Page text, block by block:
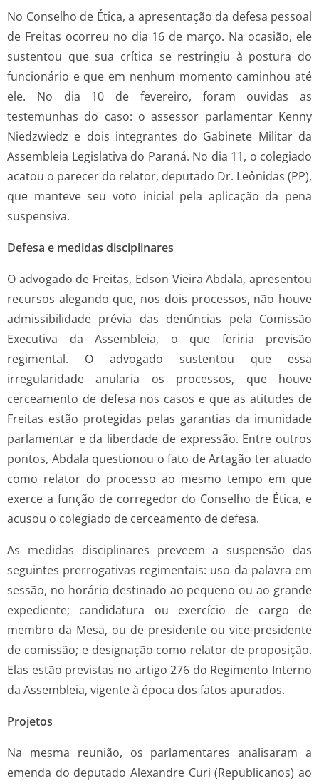
No Conselho de Ética, a apresentação da defesa pessoal
de Freitas ocorreu no dia 16 de março. Na ocasião, ele
sustentou que sua crítica se restringiu à postura do
funcionário e que em nenhum momento caminhou até
ele. No dia 10 de fevereiro, foram ouvidas as
testemunhas do caso: o assessor parlamentar Kenny
Niedzwiedz e dois integrantes do Gabinete Militar da
Assembleia Legislativa do Paraná. No dia 11, o colegiado
acatou o parecer do relator, deputado Dr. Leônidas (PP),
que manteve seu voto inicial pela aplicação da pena
suspensiva.
Defesa e medidas disciplinares
O advogado de Freitas, Edson Vieira Abdala, apresentou
recursos alegando que, nos dois processos, não houve
admissibilidade prévia das denúncias pela Comissão
Executiva da Assembleia, o que feriria previsão
regimental. O advogado sustentou que essa
irregularidade anularia os processos, que houve
cerceamento de defesa nos casos e que as atitudes de
Freitas estão protegidas pelas garantias da imunidade
parlamentar e da liberdade de expressão. Entre outros
pontos, Abdala questionou o fato de Artagão ter atuado
como relator do processo ao mesmo tempo em que
exerce a função de corregedor do Conselho de Ética, e
acusou o colegiado de cerceamento de defesa.
As medidas disciplinares preveem a suspensão das
seguintes prerrogativas regimentais: uso da palavra em
sessão, no horário destinado ao pequeno ou ao grande
expediente; candidatura ou exercício de cargo de
membro da Mesa, ou de presidente ou vice-presidente
de comissão; e designação como relator de proposição.
Elas estão previstas no artigo 276 do Regimento Interno
da Assembleia, vigente à época dos fatos apurados.
Projetos
Na mesma reunião, os parlamentares analisaram a
emenda do deputado Alexandre Curi (Republicanos) ao